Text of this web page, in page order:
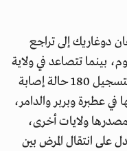
دوغاريك إلى تراجع
بينما تتصاعد في ولاية
نهر النيل، وأفادت السلطات الصحية بتسجيل 180 حالة إصابة
في عطبرة وبربر والدامر،
أن أكثر من 50 حالة مصدرها ولايات أخرى،
على انتقال المرض بين